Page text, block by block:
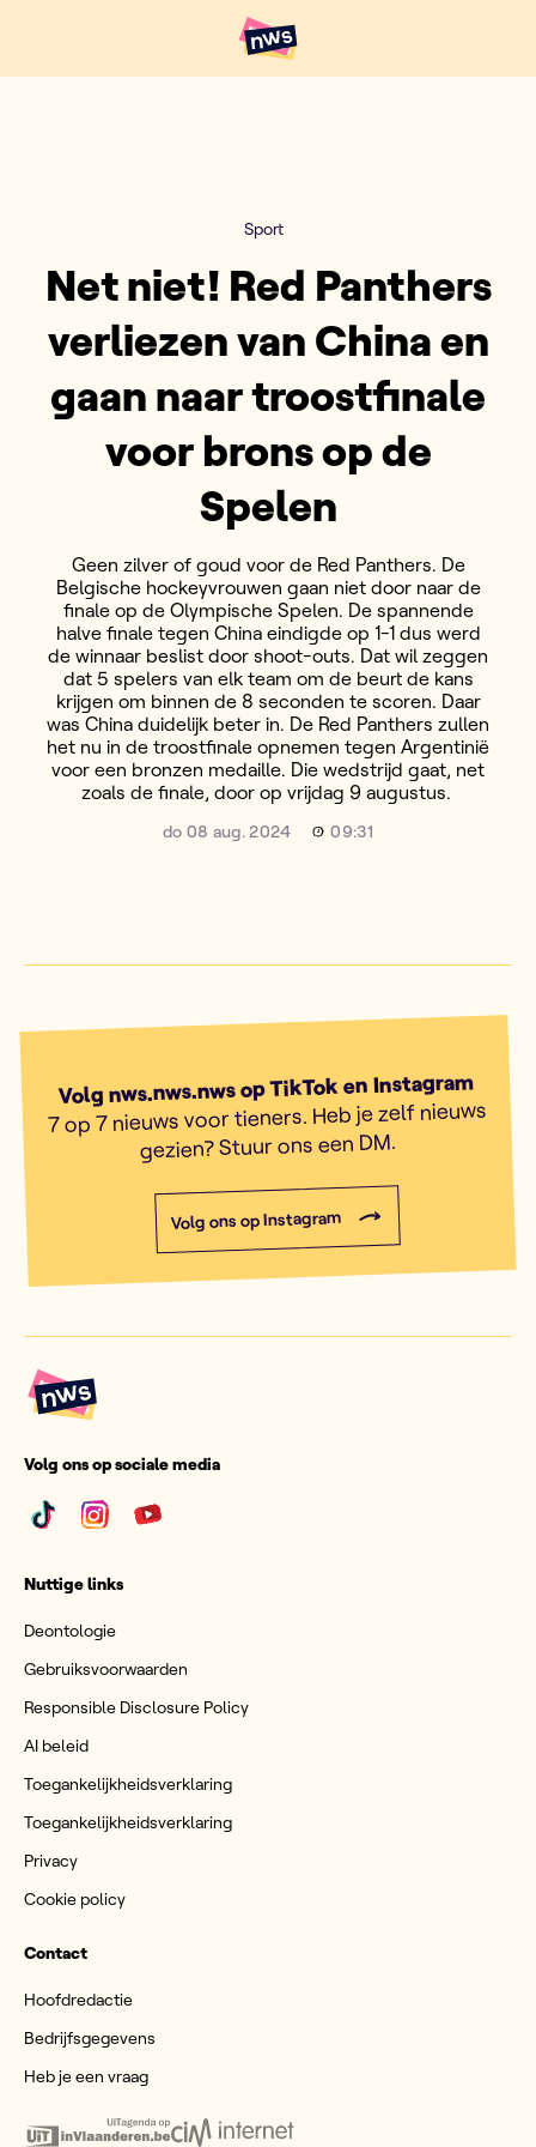
Hoofdpunten VRT NWS
Sport
Net niet! Red Panthers
verliezen van China en
gaan naar troostfinale
voor brons op de
Spelen
Geen zilver of goud voor de Red Panthers. De
Belgische hockeyvrouwen gaan niet door naar de
finale op de Olympische Spelen. De spannende
halve finale tegen China eindigde op 1-1 dus werd
de winnaar beslist door shoot-outs. Dat wil zeggen
dat 5 spelers van elk team om de beurt de kans
krijgen om binnen de 8 seconden te scoren. Daar
was China duidelijk beter in. De Red Panthers zullen
het nu in de troostfinale opnemen tegen Argentinië
voor een bronzen medaille. Die wedstrijd gaat, net
zoals de finale, door op vrijdag 9 augustus.
do 08 aug. 2024 09:31
Volg nws.nws.nws op TikTok en Instagram
7 op 7 nieuws voor tieners. Heb je zelf nieuws
gezien? Stuur ons een DM.
Volg ons op Instagram
Volg ons op sociale media
Nuttige links
Deontologie
Gebruiksvoorwaarden
Responsible Disclosure Policy
AI beleid
Toegankelijkheidsverklaring
Toegankelijkheidsverklaring
Privacy
Cookie policy
Contact
Hoofdredactie
Bedrijfsgegevens
Heb je een vraag